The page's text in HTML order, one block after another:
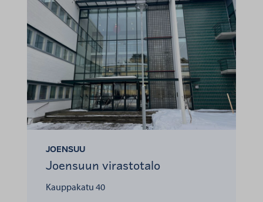
JOENSUU
Joensuun virastotalo
Kauppakatu 40